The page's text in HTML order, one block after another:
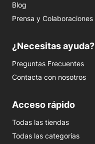
Blog
Prensa y Colaboraciones
¿Necesitas ayuda?
Preguntas Frecuentes
Contacta con nosotros
Acceso rápido
Todas las tiendas
Todas las categorías